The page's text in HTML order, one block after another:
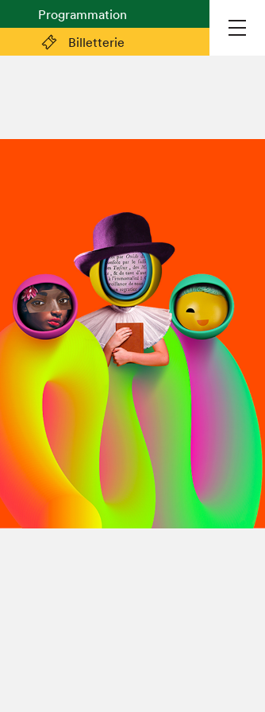
Billetterie
Programmation
Espace exposant·e·s
Espace enseignant·e·s
Espace participant⋅e⋅s
Espace Salon dans la ville
Espace bénévoles
Devenir bénévole
À propos du Salon
Liste des exposant·e·s
Liste des auteur·rice·s